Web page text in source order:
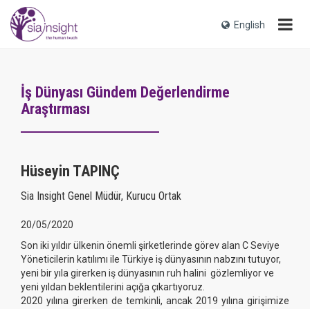
English
İş Dünyası Gündem Değerlendirme
Araştırması
Hüseyin TAPINÇ
Sia Insight Genel Müdür, Kurucu Ortak
20/05/2020
Son iki yıldır ülkenin önemli şirketlerinde görev alan C Seviye
Yöneticilerin katılımı ile Türkiye iş dünyasının nabzını tutuyor,
yeni bir yıla girerken iş dünyasının ruh halini gözlemliyor ve
yeni yıldan beklentilerini açığa çıkartıyoruz.
2020 yılına girerken de temkinli, ancak 2019 yılına girişimize